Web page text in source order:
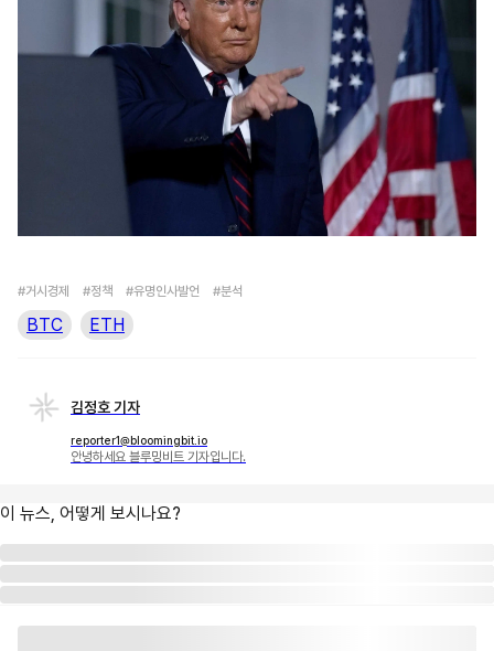
#거시경제 #정책 #유명인사발언 #분석
BTC ETH
김정호 기자
reporter1@bloomingbit.io
안녕하세요 블루밍비트 기자입니다.
이 뉴스, 어떻게 보시나요?